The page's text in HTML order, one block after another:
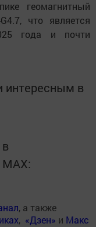
геомагнитный
что является
года и почти
в
MАХ:
, а также
, «Дзен» и Макс